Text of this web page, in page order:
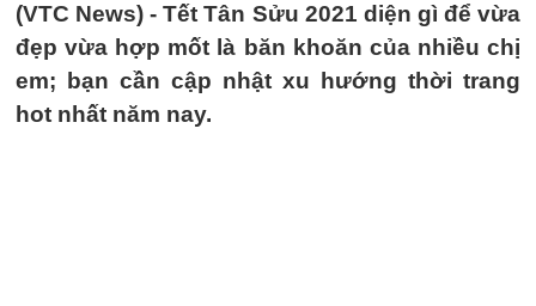
(VTC News) -Tết Tân Sửu 2021 diện gì để vừa
đẹp vừa hợp mốt là băn khoăn của nhiều chị
em; bạn cần cập nhật xu hướng thời trang
hot nhất năm nay.